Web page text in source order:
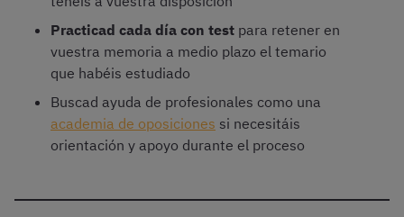
Practicad cada día con test para retener en
vuestra memoria a medio plazo el temario
que habéis estudiado
Buscad ayuda de profesionales como una
academia de oposiciones si necesitáis
orientación y apoyo durante el proceso